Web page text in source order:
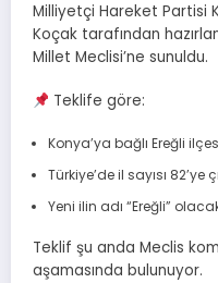
Milliyetçi Hareket Partisi
Koçak tarafından
Millet Meclisi’ne sunuldu.
Teklife göre:
Konya’ya bağlı Ereğli
Türkiye’de il sayısı 82’ye
Yeni ilin adı “Ereğli”
Teklif şu anda Meclis
aşamasında bulunuyor.